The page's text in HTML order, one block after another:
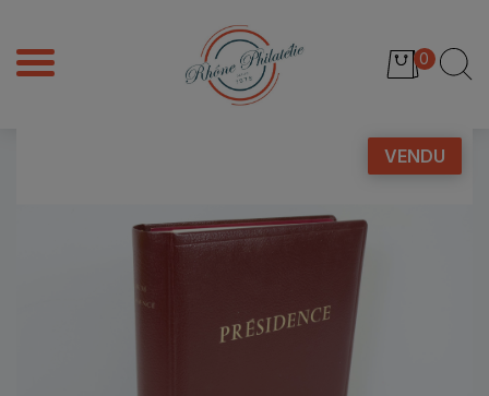
0
VENDU